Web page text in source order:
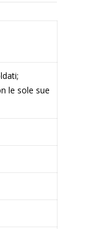
le sole sue